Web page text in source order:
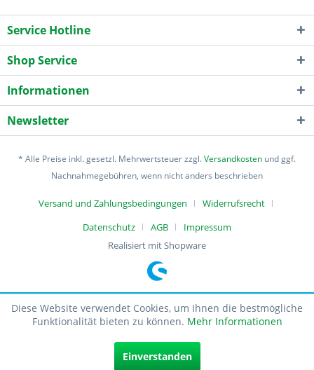
Service Hotline
Shop Service
Informationen
Newsletter
* Alle Preise inkl. gesetzl. Mehrwertsteuer zzgl.Versandkosten und ggf.
Nachnahmegebühren, wenn nicht anders beschrieben
Versand und Zahlungsbedingungen
Widerrufsrecht
Datenschutz
AGB
Impressum
Realisiert mit Shopware
Diese Website verwendet Cookies, um Ihnen die bestmögliche
Funktionalität bieten zu können. Mehr Informationen
Einverstanden